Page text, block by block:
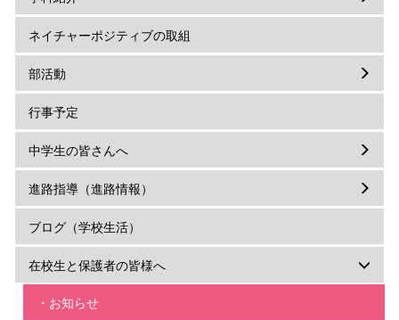
ネイチャーポジティブの取組
部活動
行事予定
中学生の皆さんへ
進路指導（進路情報）
ブログ（学校生活）
在校生と保護者の皆様へ
・お知らせ